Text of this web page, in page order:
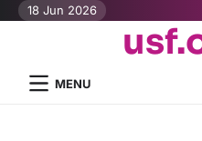
Skip18 Jun 2026
MENU